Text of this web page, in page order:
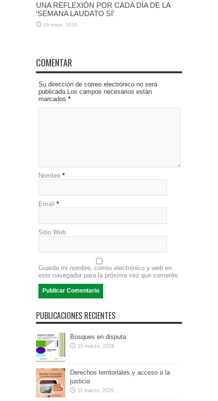
UNA REFLEXIÓN POR CADA DÍA DE LA
‘SEMANA LAUDATO SÍ’
19 mayo, 2020
COMENTAR
Su dirección de correo electrónico no será
publicada.Los campos necesarios están
marcados *
Nombre *
Email *
Sitio Web
Guarda mi nombre, correo electrónico y web en
este navegador para la próxima vez que comente.
PUBLICACIONES RECIENTES
Bosques en disputa.
19 marzo, 2026
Derechos territoriales y acceso a la
justicia
11 marzo, 2026